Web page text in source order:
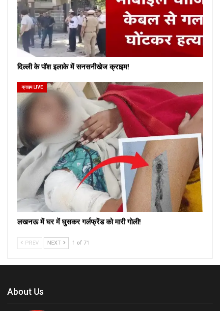
दिल्ली के पॉश इलाके में सनसनीखेज क्राइम!
क्राइम LIVE
लखनऊ में घर में घुसकर गर्लफ्रेंड को मारी गोली!
PREV NEXT 1 of 71
About Us